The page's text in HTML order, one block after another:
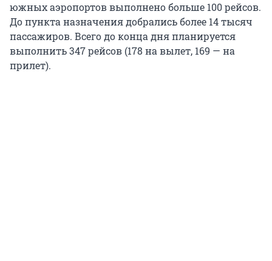
южных аэропортов выполнено больше 100 рейсов.
До пункта назначения добрались более 14 тысяч
пассажиров. Всего до конца дня планируется
выполнить 347 рейсов (178 на вылет, 169 — на
прилет).